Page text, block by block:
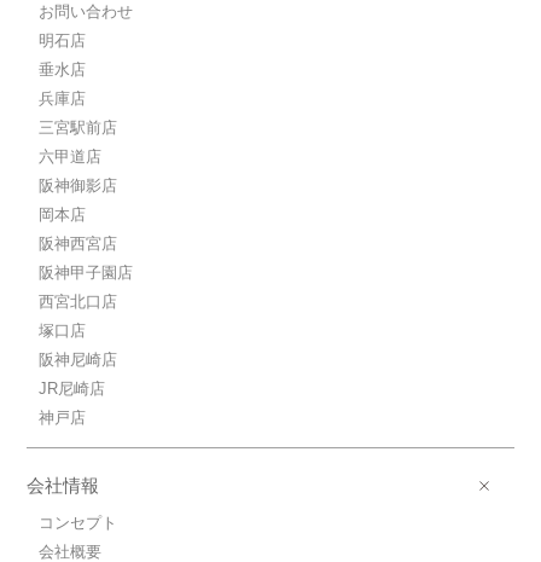
お問い合わせ
明石店
垂水店
兵庫店
三宮駅前店
六甲道店
阪神御影店
岡本店
阪神西宮店
阪神甲子園店
西宮北口店
塚口店
阪神尼崎店
JR尼崎店
神戸店
会社情報
コンセプト
会社概要